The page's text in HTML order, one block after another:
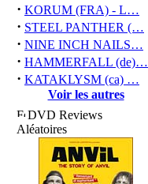
· KORUM (FRA) - L…
· STEEL PANTHER (…
· NINE INCH NAILS…
· HAMMERFALL (de)…
· KATAKLYSM (ca) …
Voir les autres
DVD Reviews
Aléatoires